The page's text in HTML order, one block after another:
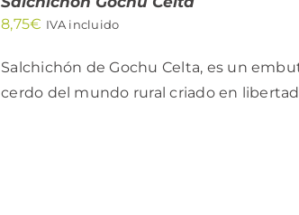
8,75€ IVA incluido
Salchichón de Gochu Celta, es un
cerdo del mundo rural criado en